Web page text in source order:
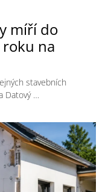
míří do
na
stavebních
Datový …